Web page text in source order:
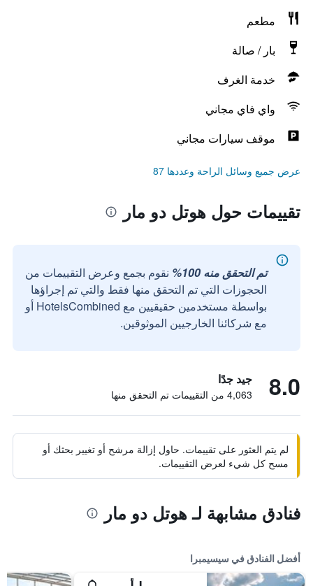
مطعم
بار / صالة
خدمة الغرف
واي فاي مجاني
موقف سيارات مجاني
عرض جميع وسائل الراحة وعددها 87
تقييمات حول هوتل دو مار
تم التحقق منه 100%
نقوم بجمع وعرض التقييمات من
الحجوزات التي تم التحقق منها فقط والتي تم إجراؤها
بواسطة مستخدمين حقيقيين مع HotelsCombined أو
مع شركائنا الخارجيين الموثوقين.
8.0 جيد جدًا
4,063 من التقييمات تم التحقق منها
لم يتم العثور على تقييمات. حاول إزالة مرشح أو تغيير بحثك أو
مسح كل شيء لعرض التقييمات.
فنادق مشابهة لـ هوتل دو مار
أفضل الفنادق في سيسيمبرا